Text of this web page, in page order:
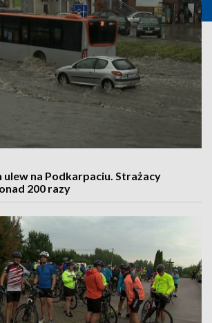
na Podkarpaciu. Strażacy
200 razy